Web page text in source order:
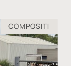
COMPOSITI